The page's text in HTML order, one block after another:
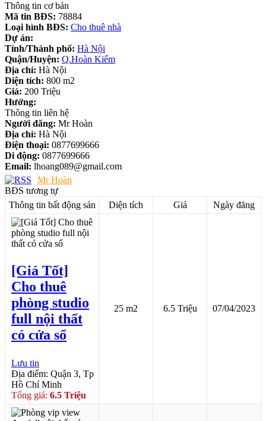
Thông tin cơ bản
Mã tin BĐS: 78884
Loại hình BĐS: Cho thuê nhà
Dự án:
Tỉnh/Thành phố: Hà Nội
Quận/Huyện: Q.Hoàn Kiếm
Địa chỉ: Hà Nội
Diện tích: 800 m2
Giá: 200 Triệu
Hướng:
Thông tin liên hệ
Người đăng: Mr Hoàn
Địa chỉ: Hà Nội
Điện thoại: 0877699666
Di động: 0877699666
Email: lhoang089@gmail.com
Mr Hoàn
BĐS tương tự
Thông tin bất động sản
Diện tích Giá Ngày đăng
[Giá Tốt]
Cho thuê
phòng studio
full nội thất
có cửa sổ
Lưu tin
Địa điểm: Quận 3, Tp
Hồ Chí Minh
Tổng giá: 6.5 Triệu
25 m2 6.5 Triệu 07/04/2023